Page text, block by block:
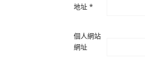
地址 *
個人網站
網址